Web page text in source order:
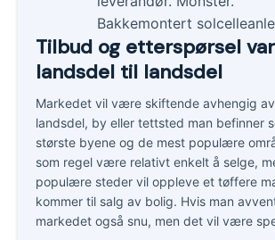
Tilbud og etterspørsel
landsdel til landsdel
Markedet vil være skiftende avhengig
landsdel, by eller tettsted man befinner
største byene og de mest populære
som regel være relativt enkelt å selge,
populære steder vil oppleve et tøffere
kommer til salg av bolig. Hvis man
markedet også snu, men det vil være